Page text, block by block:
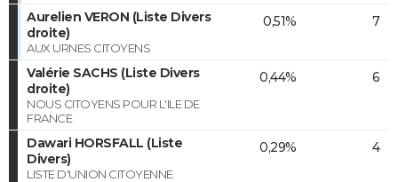
Aurelien VERON (Liste Divers
droite)
AUX URNES CITOYENS
0,51% 7
Valérie SACHS (Liste Divers
droite)
NOUS CITOYENS POUR L'ILE DE
FRANCE
0,44% 6
Dawari HORSFALL (Liste
Divers)
LISTE D'UNION CITOYENNE
0,29% 4